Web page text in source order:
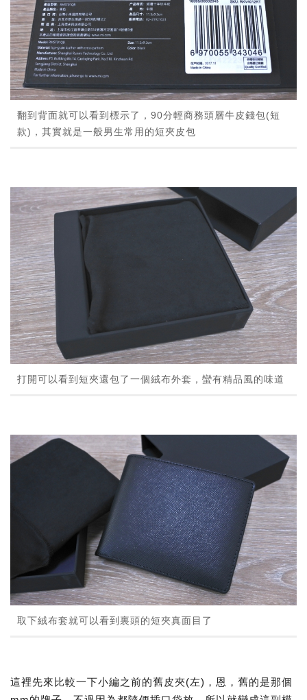
翻到背面就可以看到標示了，90分輕商務頭層牛皮錢包(短
款)，其實就是一般男生常用的短夾皮包
打開可以看到短夾還包了一個絨布外套，蠻有精品風的味道
取下絨布套就可以看到裏頭的短夾真面目了
這裡先來比較一下小編之前的舊皮夾(左)，恩，舊的是那個